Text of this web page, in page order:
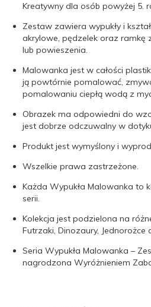
Kreatywny dla osób powyżej 5.
Zestaw zawiera wypukły i
akrylowe, pędzelek oraz
lub powieszenia.
Malowanka jest w całości
ją powtórnie pomalować,
pomalowaniu ciepłą wodą z
Obrazek ma odpowiedni do
jest dobrze odczuwalny w
Produkt jest wymyślony i
Wszelkie prawa zastrzeżone.
Każda Wypukła Malowanka to
serii.
Kolekcja jest podzielona na
Futrzaki, Dinozaury, Jednorożce
Seria Wypukła Malowanka –
nagrodzona Wyróżnieniem